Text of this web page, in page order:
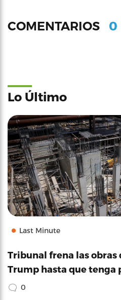
COMENTARIOS 0
Lo Último
Last Minute
Tribunal frena las obras
Trump hasta que tenga
0